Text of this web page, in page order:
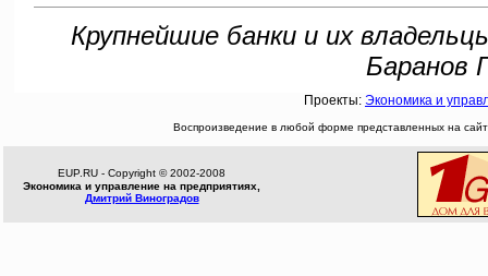
Крупнейшие банки и их
Баранов
Проекты: Экономика и
Воспроизведение в любой форме представленных на
EUP.RU - Copyright © 2002-2008
Экономика и управление на предприятиях,
Дмитрий Виноградов